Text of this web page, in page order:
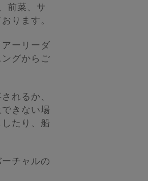
前菜、サ
ります。
ーリーダ
グからご
れるか、
きない場
たり、船
チャルの